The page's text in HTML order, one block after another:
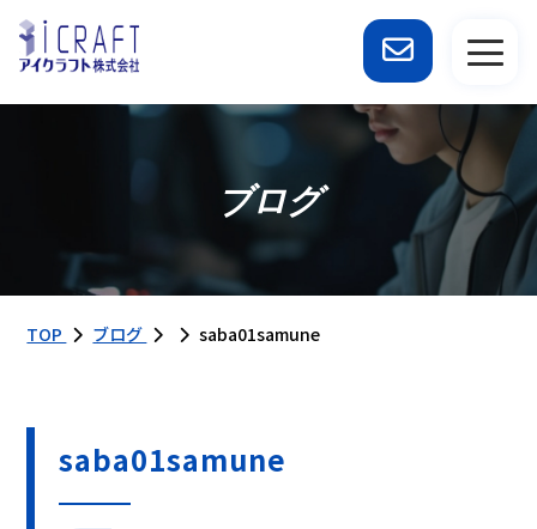
ブログ
TOP ブログ saba01samune
saba01samune